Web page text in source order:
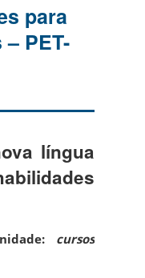
para
PET-
língua
cursos